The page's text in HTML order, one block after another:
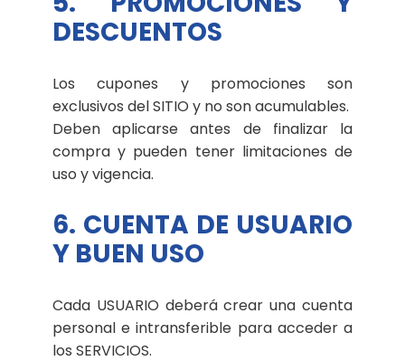
DESCUENTOS
Los cupones y promociones son
exclusivos del SITIO y no son acumulables.
Deben aplicarse antes de finalizar la
compra y pueden tener limitaciones de
uso y vigencia.
6. CUENTA DE USUARIO
Y BUEN USO
Cada USUARIO deberá crear una cuenta
personal e intransferible para acceder a
los SERVICIOS.